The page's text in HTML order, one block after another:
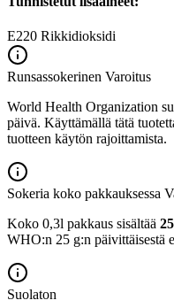
E220 Rikkidioksidi
Runsassokerinen Varoitus
World Health Organization
päivä. Käyttämällä tätä
tuotteen käytön rajoittamista.
Sokeria koko pakkauksessa
Koko 0,3l pakkaus sisältää
WHO:n 25 g:n päivittäisestä
Suolaton